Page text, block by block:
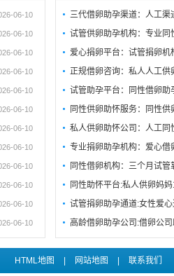
06-10
06-10
06-10
06-10
06-10
06-10
06-10
06-10
06-10
06-10
06-10
06-10
三代借卵助孕渠道：人工
试管供卵助孕机构：专业
爱心捐卵平台：试管捐卵
正规借卵咨询：私人人工
试管助孕平台：同性借卵
同性供卵助怀服务：同性
私人供卵助怀公司：人工
专业捐卵助孕机构：爱心
同性借卵机构：三个月试
同性助怀平台:私人供卵妈
试管捐卵助孕通道:女性爱
高龄借卵助孕公司:借卵公
HTML地图 网站地图 联系我们